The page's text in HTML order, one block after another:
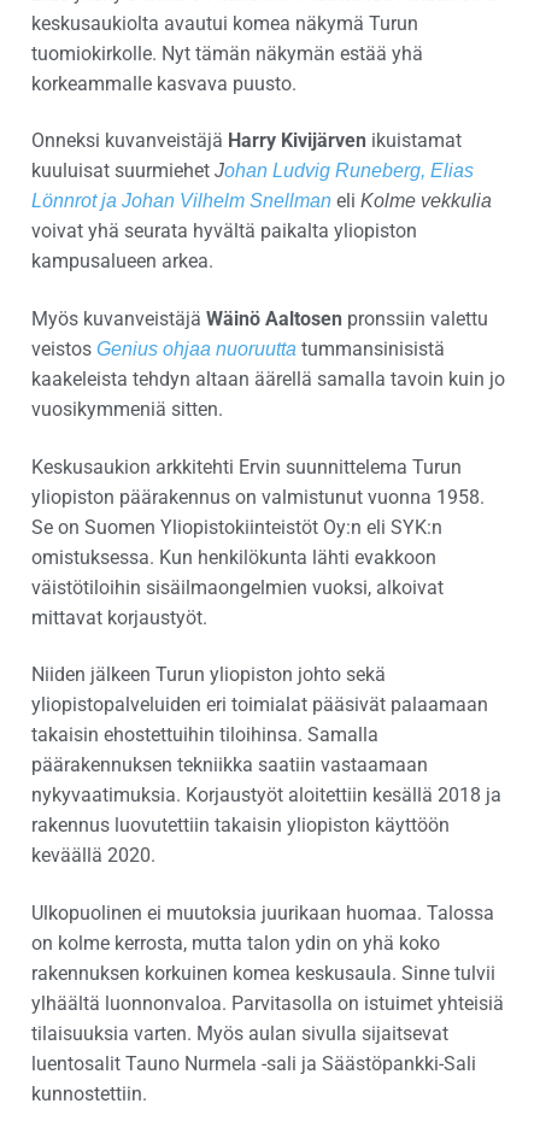
keskusaukiolta avautui komea näkymä Turun
tuomiokirkolle. Nyt tämän näkymän estää yhä
korkeammalle kasvava puusto.
Onneksi kuvanveistäjä Harry Kivijärven ikuistamat
kuuluisat suurmiehet Johan Ludvig Runeberg, Elias
Lönnrot ja Johan Vilhelm Snellman eli Kolme vekkulia
voivat yhä seurata hyvältä paikalta yliopiston
kampusalueen arkea.
Myös kuvanveistäjä Wäinö Aaltosen pronssiin valettu
veistos Genius ohjaa nuoruutta tummansinisistä
kaakeleista tehdyn altaan äärellä samalla tavoin kuin jo
vuosikymmeniä sitten.
Keskusaukion arkkitehti Ervin suunnittelema Turun
yliopiston päärakennus on valmistunut vuonna 1958.
Se on Suomen Yliopistokiinteistöt Oy:n eli SYK:n
omistuksessa. Kun henkilökunta lähti evakkoon
väistötiloihin sisäilmaongelmien vuoksi, alkoivat
mittavat korjaustyöt.
Niiden jälkeen Turun yliopiston johto sekä
yliopistopalveluiden eri toimialat pääsivät palaamaan
takaisin ehostettuihin tiloihinsa. Samalla
päärakennuksen tekniikka saatiin vastaamaan
nykyvaatimuksia. Korjaustyöt aloitettiin kesällä 2018 ja
rakennus luovutettiin takaisin yliopiston käyttöön
keväällä 2020.
Ulkopuolinen ei muutoksia juurikaan huomaa. Talossa
on kolme kerrosta, mutta talon ydin on yhä koko
rakennuksen korkuinen komea keskusaula. Sinne tulvii
ylhäältä luonnonvaloa. Parvitasolla on istuimet yhteisiä
tilaisuuksia varten. Myös aulan sivulla sijaitsevat
luentosalit Tauno Nurmela -sali ja Säästöpankki-Sali
kunnostettiin.